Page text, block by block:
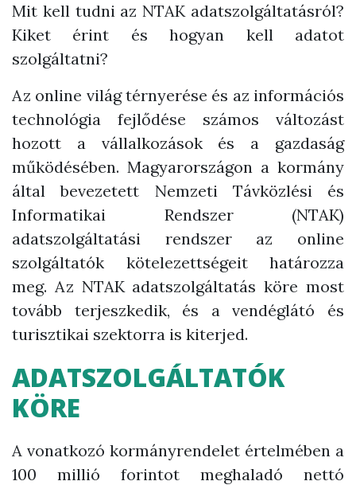
Mit kell tudni az NTAK adatszolgáltatásról?
Kiket érint és hogyan kell adatot
szolgáltatni?
Az online világ térnyerése és az információs
technológia fejlődése számos változást
hozott a vállalkozások és a gazdaság
működésében. Magyarországon a kormány
által bevezetett Nemzeti Távközlési és
Informatikai Rendszer (NTAK)
adatszolgáltatási rendszer az online
szolgáltatók kötelezettségeit határozza
meg. Az NTAK adatszolgáltatás köre most
tovább terjeszkedik, és a vendéglátó és
turisztikai szektorra is kiterjed.
ADATSZOLGÁLTATÓK
KÖRE
A vonatkozó kormányrendelet értelmében a
100 millió forintot meghaladó nettó